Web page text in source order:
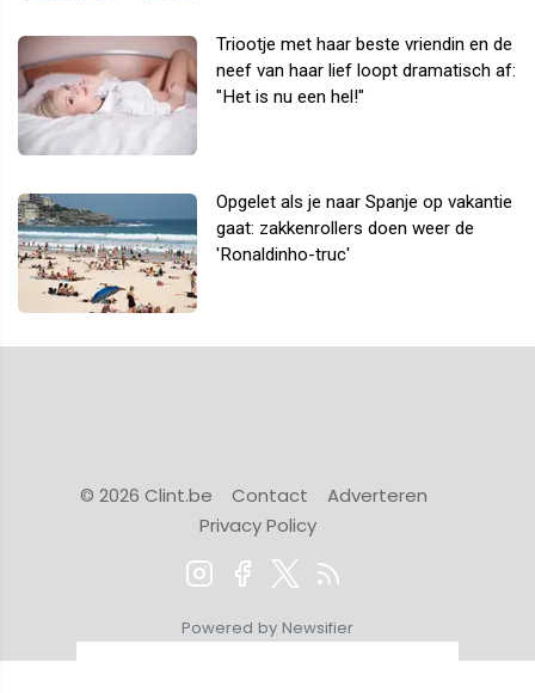
Triootje met haar beste vriendin en de
neef van haar lief loopt dramatisch af:
"Het is nu een hel!"
Opgelet als je naar Spanje op vakantie
gaat: zakkenrollers doen weer de
'Ronaldinho-truc'
© 2026 Clint.be Contact
Adverteren
Privacy Policy
Powered by Newsifier